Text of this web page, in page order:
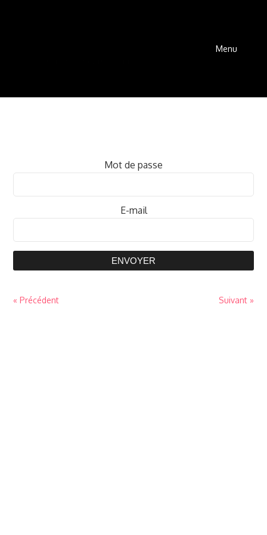
Menu
Mot de passe
E-mail
ENVOYER
« Précédent Suivant »